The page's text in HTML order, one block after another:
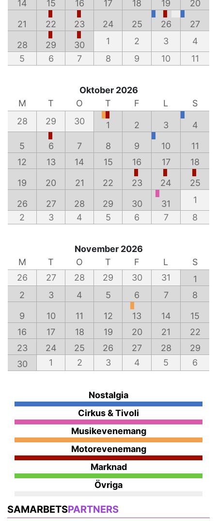
14 15 16 17 18 19 20
21 22 23 24 25 26 27
28 29 30 1 2 3
4
5
6 7 8 9 10 11
Oktober 2026
M
T O T F L
S
28
29 30 1 2 3 4
5 6 7 8 9 10
11
12
13 14 15 16 17 18
19 20 21 22 23 24 25
26 27 28 29 30 31
1
2
3 4 5 6 7 8
November 2026
M
T O T F L
S
26
27 28 29 30 31
1
2
3 4 5 6 7 8
9 10 11 12 13 14
15
16
17 18 19 20 21
22
23
24 25 26 27 28
29
30
1 2 3 4 5 6
Nostalgia
Cirkus & Tivoli
Musikevenemang
Motorevenemang
Marknad
Övriga
SAMARBETSPARTNERS